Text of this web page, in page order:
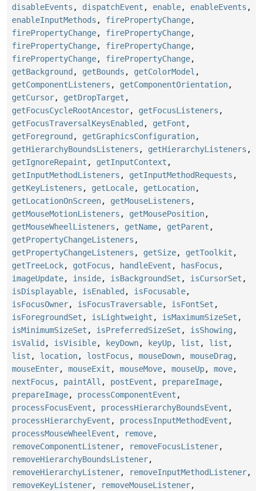
disableEvents , dispatchEvent , enable, enableEvents ,
enableInputMethods , firePropertyChange,
firePropertyChange, firePropertyChange,
firePropertyChange, firePropertyChange,
firePropertyChange, firePropertyChange,
getBackground , getBounds , getColorModel ,
getComponentListeners , getComponentOrientation,
getCursor, getDropTarget ,
getFocusCycleRootAncestor, getFocusListeners ,
getFocusTraversalKeysEnabled , getFont ,
getForeground , getGraphicsConfiguration,
getHierarchyBoundsListeners , getHierarchyListeners ,
getIgnoreRepaint , getInputContext ,
getInputMethodListeners , getInputMethodRequests ,
getKeyListeners , getLocale, getLocation,
getLocationOnScreen, getMouseListeners ,
getMouseMotionListeners , getMousePosition,
getMouseWheelListeners , getName, getParent ,
getPropertyChangeListeners ,
getPropertyChangeListeners , getSize, getToolkit ,
getTreeLock, gotFocus , handleEvent , hasFocus ,
imageUpdate, inside, isBackgroundSet , isCursorSet ,
isDisplayable, isEnabled , isFocusable,
isFocusOwner, isFocusTraversable, isFontSet ,
isForegroundSet , isLightweight , isMaximumSizeSet ,
isMinimumSizeSet , isPreferredSizeSet , isShowing ,
isValid , isVisible, keyDown, keyUp, list , list ,
list , location, lostFocus , mouseDown, mouseDrag ,
mouseEnter, mouseExit , mouseMove, mouseUp, move,
nextFocus , paintAll , postEvent , prepareImage,
prepareImage, processComponentEvent ,
processFocusEvent , processHierarchyBoundsEvent ,
processHierarchyEvent , processInputMethodEvent ,
processMouseWheelEvent , remove,
removeComponentListener, removeFocusListener,
removeHierarchyBoundsListener,
removeHierarchyListener, removeInputMethodListener,
removeKeyListener, removeMouseListener,